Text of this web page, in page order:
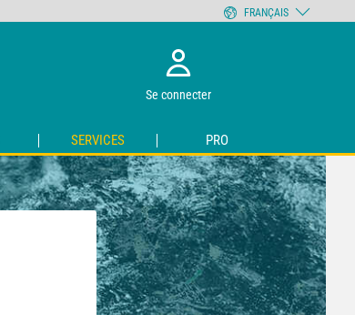
Se connecter
SERVICES PRO
FRANÇAIS